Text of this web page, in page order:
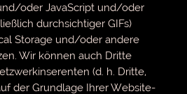
oder JavaScript und/oder
durchsichtiger GIFs)
Storage und/oder andere
Wir können auch Dritte
(d. h. Dritte,
der Grundlage Ihrer Website-